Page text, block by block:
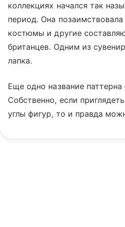
коллекциях начался так
период. Она
костюмы и другие
британцев. Одним из
лапка.
Еще одно название
Собственно, если
углы фигур, то и правда